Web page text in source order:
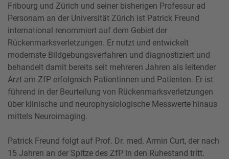
Fribourg und Zürich und seiner bisherigen Professur ad
Personam an der Universität Zürich ist Patrick Freund
international renommiert auf dem Gebiet der
Rückenmarksverletzungen. Er nutzt und entwickelt
modernste Bildgebungsverfahren und diagnostiziert und
behandelt damit bereits seit mehreren Jahren als leitender
Arzt am ZfP erfolgreich Patientinnen und Patienten. Er ist
führend in der Beurteilung von Rückenmarksverletzungen
über klinische und neurophysiologische Messwerte hinaus
mittels Neuroimaging.
Patrick Freund folgt auf Prof. Dr. med. Armin Curt, der nach
15 Jahren an der Spitze des ZfP in den Ruhestand tritt.